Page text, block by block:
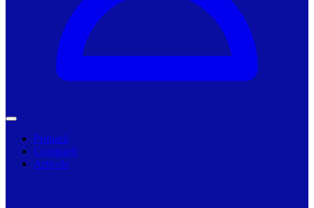
Primarii
Companii
Articole